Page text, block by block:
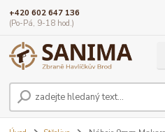
+420 602 647 136
(Po-Pá, 9-18 hod.)